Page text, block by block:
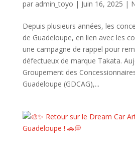
par admin_toyo | Juin 16, 2025 |
Depuis plusieurs années, les
de Guadeloupe, en lien avec les
une campagne de rappel pour
défectueux de marque Takata.
Groupement des
Guadeloupe (GDCAG),...